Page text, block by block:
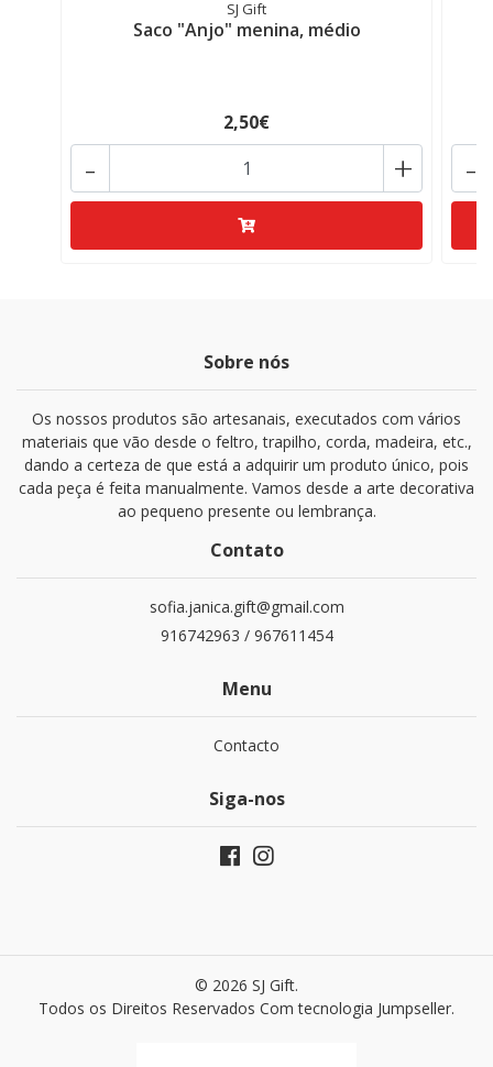
SJ Gift
Saco "Anjo" menina, médio
2,50€
+
- -
Sobre nós
Os nossos produtos são artesanais, executados com vários
materiais que vão desde o feltro, trapilho, corda, madeira, etc.,
dando a certeza de que está a adquirir um produto único, pois
cada peça é feita manualmente. Vamos desde a arte decorativa
ao pequeno presente ou lembrança.
Contato
sofia.janica.gift@gmail.com
916742963 / 967611454
Menu
Contacto
Siga-nos
© 2026 SJ Gift.
Todos os Direitos Reservados Com tecnologia Jumpseller.